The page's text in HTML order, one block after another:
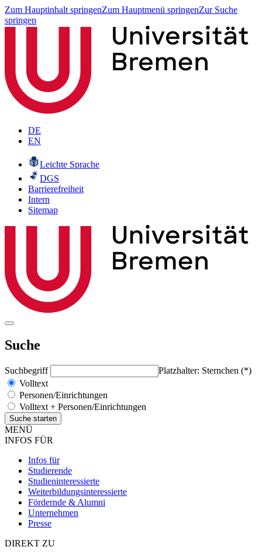
Zum Hauptinhalt springenZum Hauptmenü springenZur Suche
springen
DE
EN
Leichte Sprache
DGS
Barrierefreiheit
Intern
Sitemap
Suche
Suchbegriff
Platzhalter: Sternchen (*)
Volltext
Personen/Einrichtungen
Volltext + Personen/Einrichtungen
MENÜ
INFOS FÜR
Infos für
Studierende
Studieninteressierte
Weiterbildungsinteressierte
Fördernde & Alumni
Unternehmen
Presse
DIREKT ZU